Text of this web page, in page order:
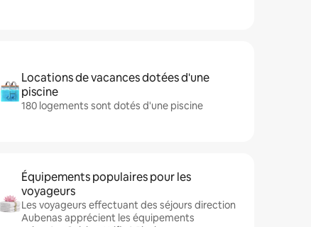
Locations de vacances dotées d'une
piscine
180 logements sont dotés d'une piscine
Équipements populaires pour les
voyageurs
Les voyageurs effectuant des séjours direction
Aubenas apprécient les équipements